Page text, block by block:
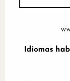
Idiomas
Idiomas